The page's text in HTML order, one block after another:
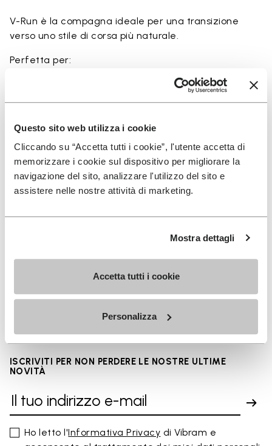
Questo sito web utilizza i cookie
Cliccando su “Accetta tutti i cookie”, l'utente accetta di
memorizzare i cookie sul dispositivo per migliorare la
navigazione del sito, analizzare l'utilizzo del sito e
assistere nelle nostre attività di marketing.
Mostra dettagli
Accetta tutti i cookie
Personalizza
V-Run è la compagna ideale per una transizione
verso uno stile di corsa più naturale.
Perfetta per:
• corse brevi e medie con maggiore percezione del
terreno
feel
• movimento naturale e allenamento barefoot
• comfort quotidiano leggero e traspirante
FAQs
ISCRIVITI PER NON PERDERE LE NOSTRE ULTIME
NOVITÀ
Ho letto l'Informativa Privacy di Vibram e